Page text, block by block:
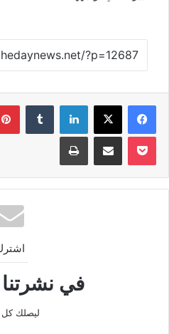
فيسبوك ‫X لينكدإن
‫Pocket مشاركة عبر البريد طباعة
في نشرتنا
ليصلك كل